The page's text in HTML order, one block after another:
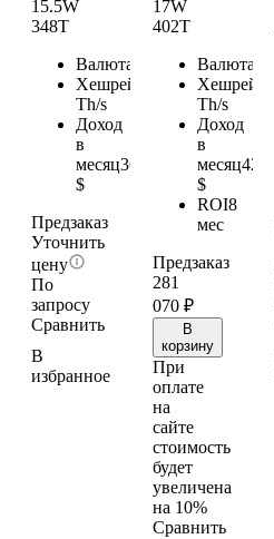
15.5W
348T
Валюта
Хешрейт
Th/s
Доход
в
месяц365.4
$
Предзаказ
Уточнить
цену
По
запросу
Сравнить
В
избранное
17W
402T
Валюта
Хешрейт
Th/s
Доход
в
месяц422.1
$
ROI8
мес
Предзаказ
281
070₽
В
корзину
При
оплате
на
сайте
стоимость
будет
увеличена
на 10%
Сравнить